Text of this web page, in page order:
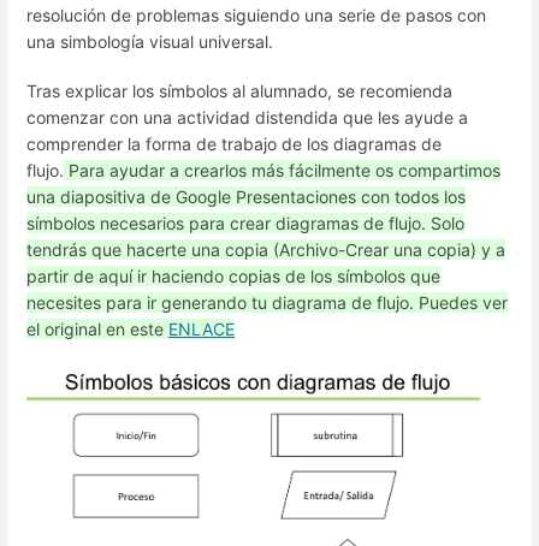
resolución de problemas siguiendo una serie de pasos con
una simbología visual universal.
Tras explicar los símbolos al alumnado, se recomienda
comenzar con una actividad distendida que les ayude a
comprender la forma de trabajo de los diagramas de
flujo. Para ayudar a crearlos más fácilmente os compartimos
una diapositiva de Google Presentaciones con todos los
símbolos necesarios para crear diagramas de flujo. Solo
tendrás que hacerte una copia (Archivo-Crear una copia) y a
partir de aquí ir haciendo copias de los símbolos que
necesites para ir generando tu diagrama de flujo. Puedes ver
el original en este ENLACE